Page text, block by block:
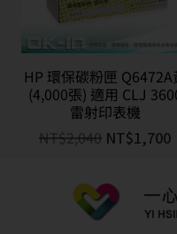
HP 環保碳粉匣 Q6472A
(4,000張) 適用 CLJ
雷射印表機
NT$2,040 NT$1,700